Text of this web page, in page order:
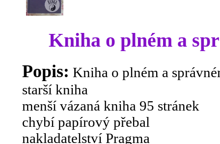
Kniha o plném a
Popis: Kniha o plném a
starší kniha
menší vázaná kniha 95 stránek
chybí papírový přebal
nakladatelství Pragma